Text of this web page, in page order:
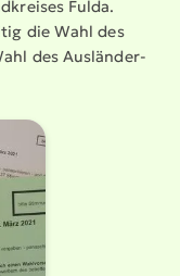
Fulda.
die Wahl des
des Auslän­der­